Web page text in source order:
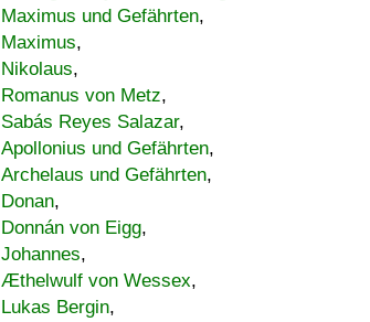
Maximus und Gefährten,
Maximus,
Nikolaus,
Romanus von Metz,
Sabás Reyes Salazar,
Apollonius und Gefährten,
Archelaus und Gefährten,
Donan,
Donnán von Eigg,
Johannes,
Æthelwulf von Wessex,
Lukas Bergin,